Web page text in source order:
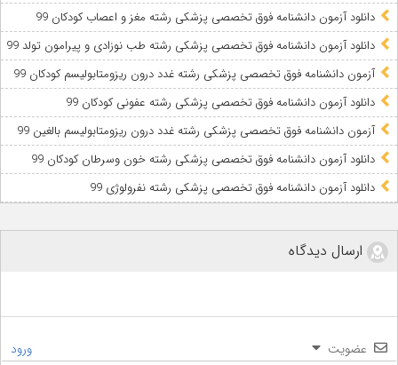
دانلود آزمون دانشنامه فوق تخصصی پزشکی رشته مغز و اعصاب کودکان 99
دانلود آزمون دانشنامه فوق تخصصی پزشکی رشته طب نوزادی و پیرامون تولد 99
آزمون دانشنامه فوق تخصصی پزشکی رشته غدد درون ریزومتابولیسم کودکان 99
دانلود آزمون دانشنامه فوق تخصصی پزشکی رشته عفونی کودکان 99
آزمون دانشنامه فوق تخصصی پزشکی رشته غدد درون ریزومتابولیسم بالغین 99
دانلود آزمون دانشنامه فوق تخصصی پزشکی رشته خون وسرطان کودکان 99
دانلود آزمون دانشنامه فوق تخصصی پزشکی رشته نفرولوژی 99
ارسال دیدگاه
عضویت ورود